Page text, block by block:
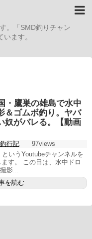
。「SMD釣りチャン
ます。
・鷹巣の雄島で水中
＆ゴムボ釣り。ヤバ
奴がバレる。【動画
行記
97views
いうYoutubeチャンネルを
す。 この日は、水中ドロ
影...
を読む